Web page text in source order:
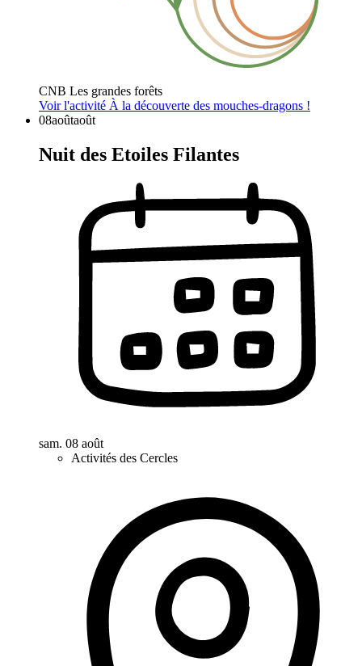
CNB Les grandes forêts
Voir l'activité À la découverte des mouches-dragons !
08aoûtaoût
Nuit des Etoiles Filantes
sam. 08 août
Activités des Cercles